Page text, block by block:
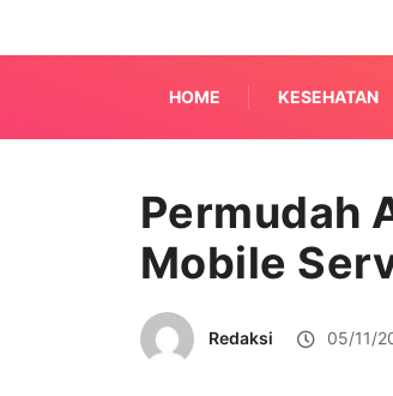
HOME KESEHATAN
Permudah
Mobile
Redaksi 05/11/